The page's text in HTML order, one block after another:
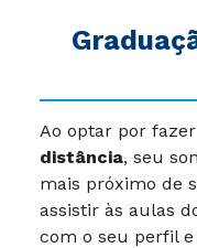
Ao optar por fazer
distância, seu
mais próximo de
assistir às aulas
com o seu perfil